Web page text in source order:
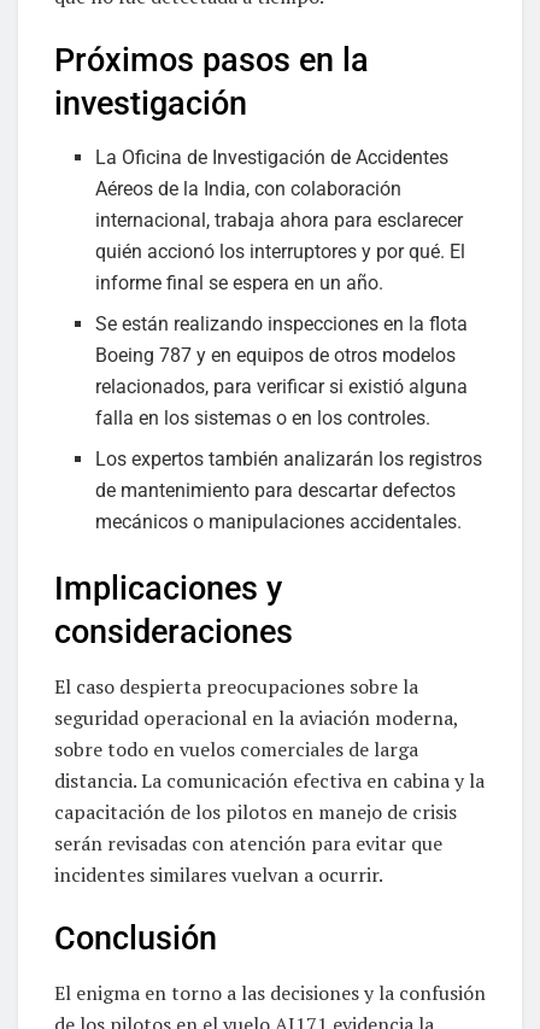
Próximos pasos en la
investigación
La Oficina de Investigación de Accidentes
Aéreos de la India, con colaboración
internacional, trabaja ahora para esclarecer
quién accionó los interruptores y por qué. El
informe final se espera en un año.
Se están realizando inspecciones en la flota
Boeing 787 y en equipos de otros modelos
relacionados, para verificar si existió alguna
falla en los sistemas o en los controles.
Los expertos también analizarán los registros
de mantenimiento para descartar defectos
mecánicos o manipulaciones accidentales.
Implicaciones y
consideraciones
El caso despierta preocupaciones sobre la
seguridad operacional en la aviación moderna,
sobre todo en vuelos comerciales de larga
distancia. La comunicación efectiva en cabina y la
capacitación de los pilotos en manejo de crisis
serán revisadas con atención para evitar que
incidentes similares vuelvan a ocurrir.
Conclusión
El enigma en torno a las decisiones y la confusión